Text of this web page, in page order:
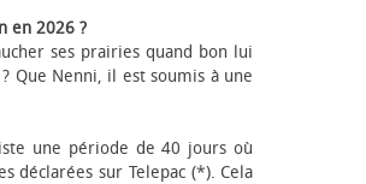
en 2026 ?
ses prairies quand bon lui
Que Nenni, il est soumis à une
une période de 40 jours où
déclarées sur Telepac (*). Cela